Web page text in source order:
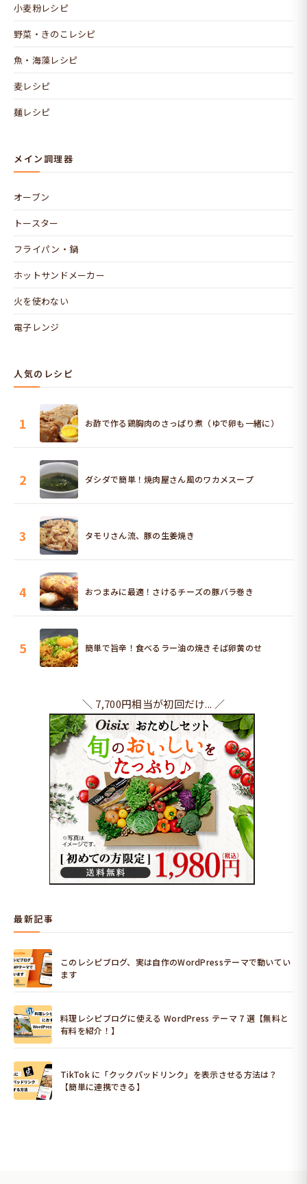
小麦粉レシピ
野菜・きのこレシピ
魚・海藻レシピ
麦レシピ
麺レシピ
メイン調理器
オーブン
トースター
フライパン・鍋
ホットサンドメーカー
火を使わない
電子レンジ
人気のレシピ
1 お酢で作る鶏胸肉のさっぱり煮（ゆで卵も一緒に）
2 ダシダで簡単！焼肉屋さん風のワカメスープ
3 タモリさん流、豚の生姜焼き
4 おつまみに最適！さけるチーズの豚バラ巻き
5 簡単で旨辛！食べるラー油の焼きそば卵黄のせ
＼ 7,700円相当が初回だけ... ／
最新記事
このレシピブログ、実は自作のWordPressテーマで動いてい
ます
料理レシピブログに使える WordPress テーマ 7 選【無料と
有料を紹介！】
TikTok に「クックパッドリンク」を表示させる方法は？
【簡単に連携できる】